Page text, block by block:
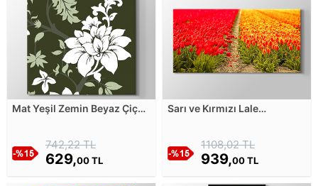
Mat Yeşil Zemin Beyaz Çiçek
742,22 TL
629,00 TL
Sarı ve Kırmızı Lale
1108,02 TL
939,00 TL